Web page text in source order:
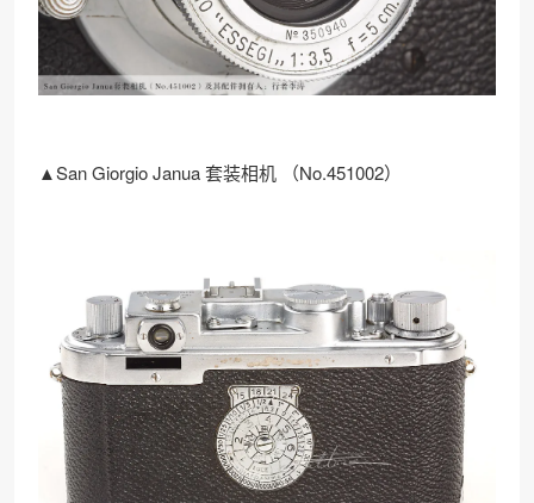
▲San Giorgio Janua 套装相机 （No.451002）